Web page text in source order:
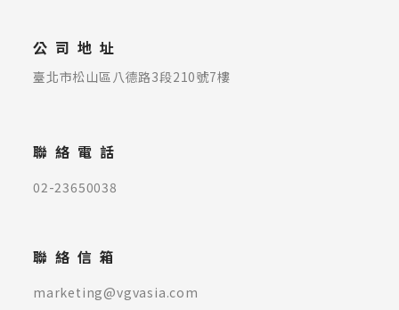
公司地址
臺北市松山區八德路3段210號7樓
聯絡電話
02-23650038
聯絡信箱
marketing@vgvasia.com